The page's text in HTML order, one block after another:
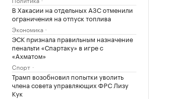
В Хакасии на отдельных АЗС отменили
ограничения на отпуск топлива
Экономика
ЭСК признала правильным назначение
пенальти «Спартаку» в игре с
«Ахматом»
Спорт
Трамп возобновил попытки уволить
члена совета управляющих ФРС Лизу
Кук